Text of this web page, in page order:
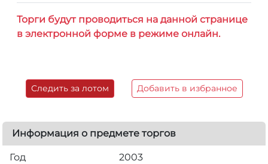
Торги будут проводиться на данной странице
в электронной форме в режиме онлайн.
Следить за лотом Добавить в избранное
Информация о предмете торгов
Год 2003